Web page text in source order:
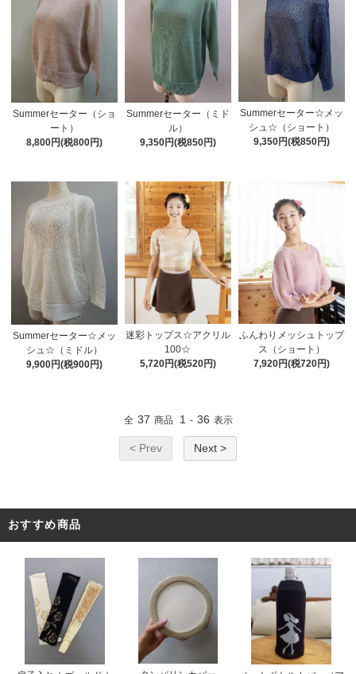
Summerセーター（ショ
ート）
8,800円(税800円)
Summerセーター（ミド
ル）
9,350円(税850円)
Summerセーター☆メッ
シュ☆（ショート）
9,350円(税850円)
Summerセーター☆メッ
シュ☆（ミドル）
9,900円(税900円)
迷彩トップス☆アクリル
100☆
5,720円(税520円)
ふんわりメッシュトップ
ス（ショート）
7,920円(税720円)
全 37 商品 1 - 36 表示
< Prev Next >
おすすめ商品